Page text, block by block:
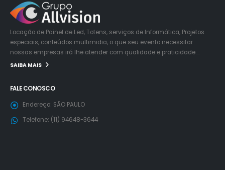
Locação de Painel de Led, Totens, serviços de Informática, Projetos
especiais, conteúdos multimidia, o que seu evento necessitar
nossas empresas irá lhe atender com qualidade e praticidade….
SAIBA MAIS
FALE CONOSCO
Endereço: SÃO PAULO
Telefone: (11) 94648-3644